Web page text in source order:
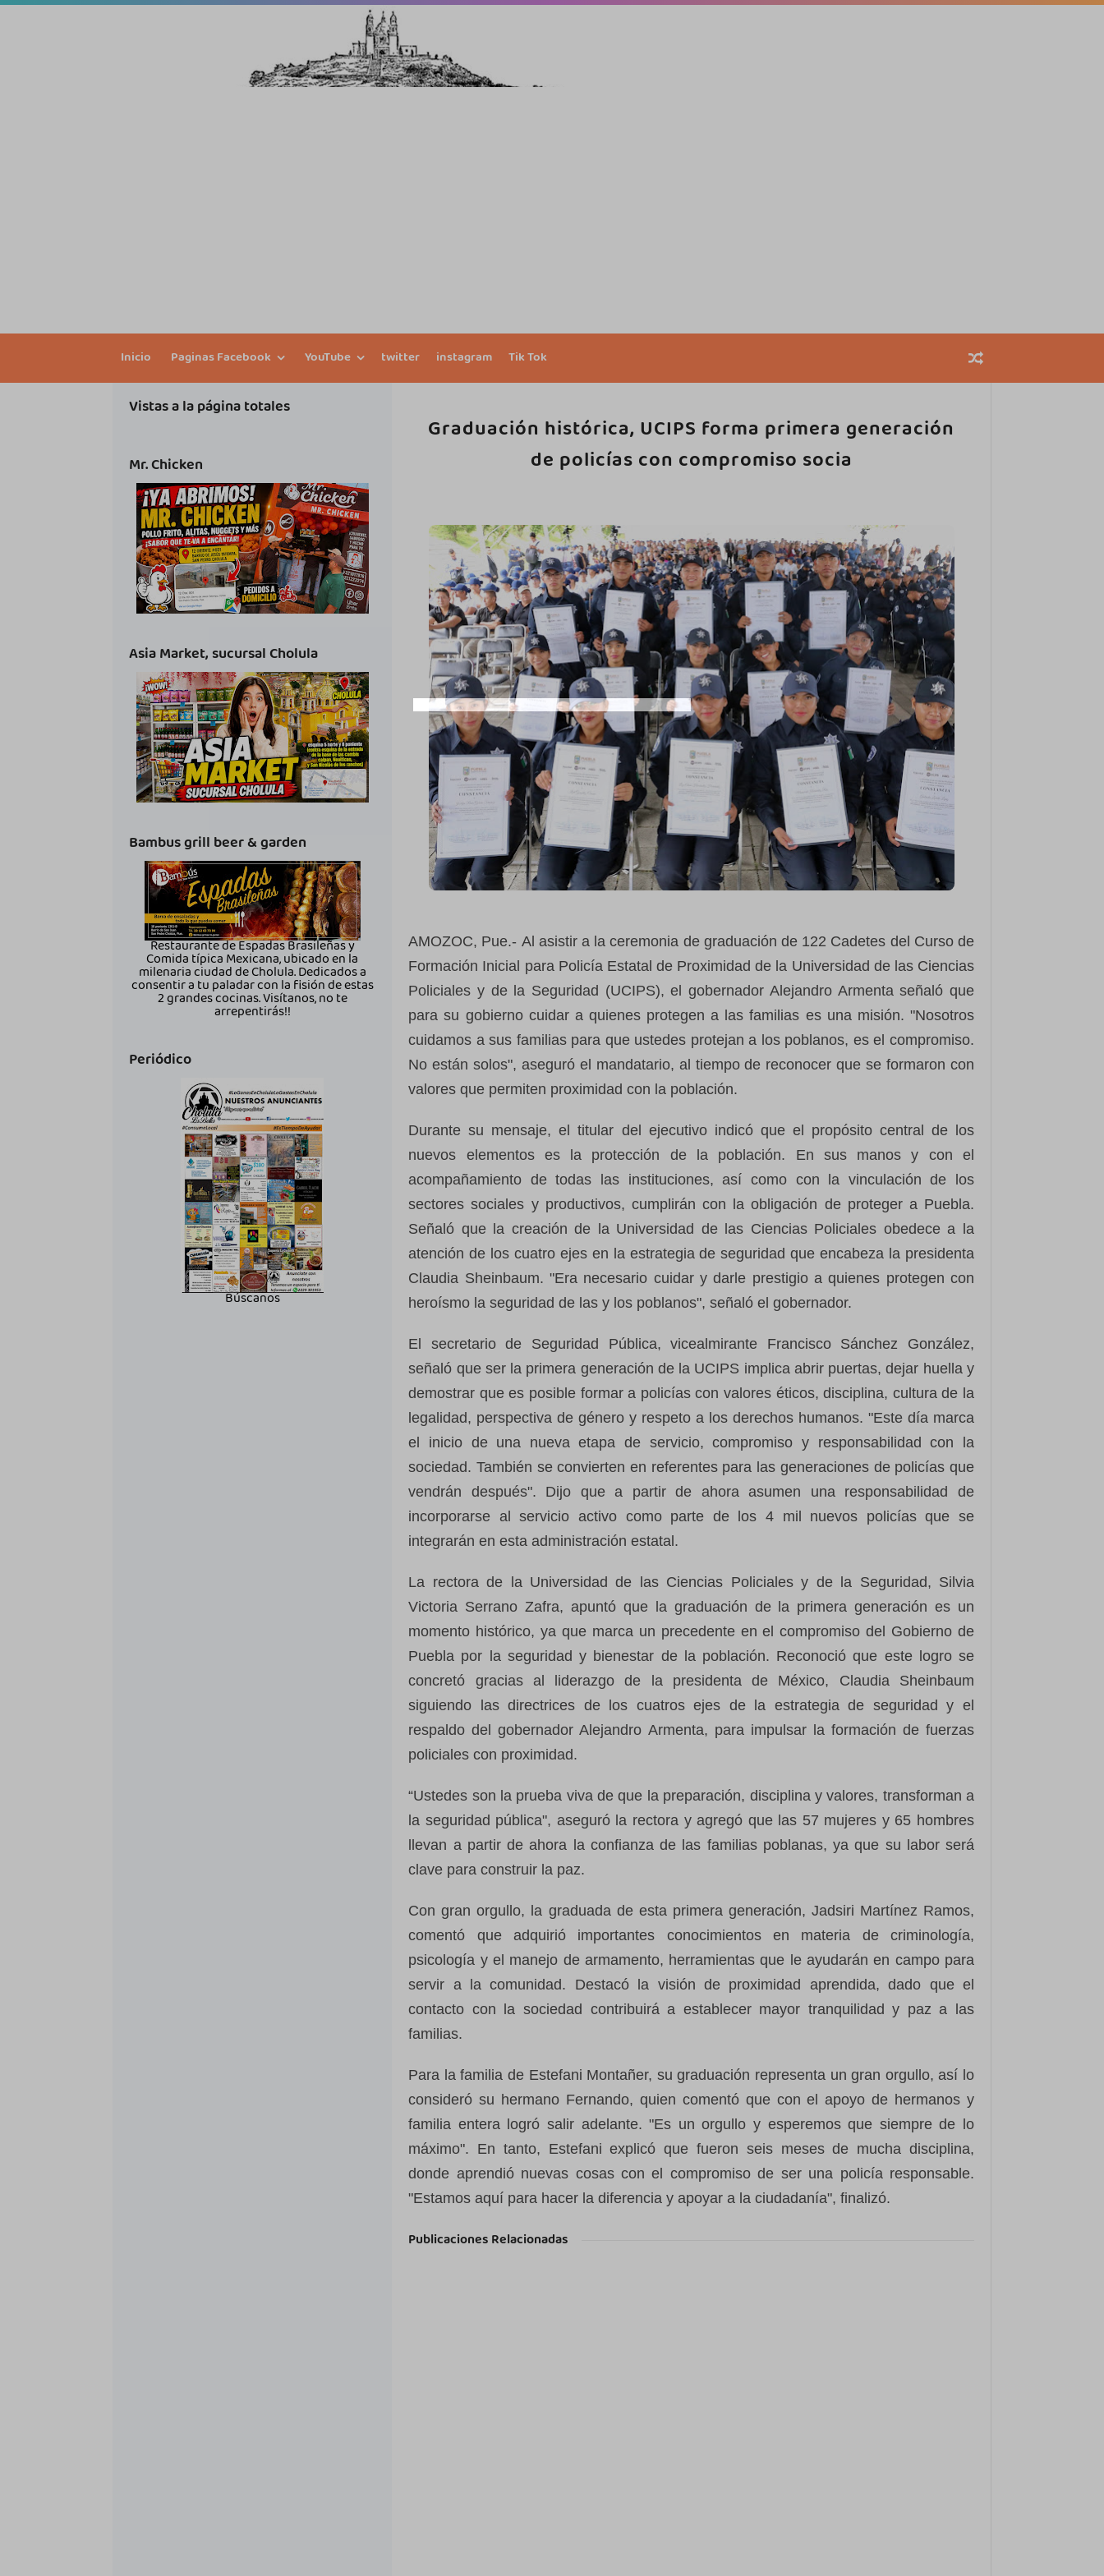
Inicio Paginas Facebook YouTube twitter instagram Tik Tok
Graduación histórica, UCIPS forma primera generación
de policías con compromiso socia
AMOZOC, Pue.- Al asistir a la ceremonia de graduación de 122 Cadetes del Curso de
Formación Inicial para Policía Estatal de Proximidad de la Universidad de las Ciencias
Policiales y de la Seguridad (UCIPS), el gobernador Alejandro Armenta señaló que
para su gobierno cuidar a quienes protegen a las familias es una misión. "Nosotros
cuidamos a sus familias para que ustedes protejan a los poblanos, es el compromiso.
No están solos", aseguró el mandatario, al tiempo de reconocer que se formaron con
valores que permiten proximidad con la población.
Durante su mensaje, el titular del ejecutivo indicó que el propósito central de los
nuevos elementos es la protección de la población. En sus manos y con el
acompañamiento de todas las instituciones, así como con la vinculación de los
sectores sociales y productivos, cumplirán con la obligación de proteger a Puebla.
Señaló que la creación de la Universidad de las Ciencias Policiales obedece a la
atención de los cuatro ejes en la estrategia de seguridad que encabeza la presidenta
Claudia Sheinbaum. "Era necesario cuidar y darle prestigio a quienes protegen con
heroísmo la seguridad de las y los poblanos", señaló el gobernador.
El secretario de Seguridad Pública, vicealmirante Francisco Sánchez González,
señaló que ser la primera generación de la UCIPS implica abrir puertas, dejar huella y
demostrar que es posible formar a policías con valores éticos, disciplina, cultura de la
legalidad, perspectiva de género y respeto a los derechos humanos. "Este día marca
el inicio de una nueva etapa de servicio, compromiso y responsabilidad con la
sociedad. También se convierten en referentes para las generaciones de policías que
vendrán después". Dijo que a partir de ahora asumen una responsabilidad de
incorporarse al servicio activo como parte de los 4 mil nuevos policías que se
integrarán en esta administración estatal.
La rectora de la Universidad de las Ciencias Policiales y de la Seguridad, Silvia
Victoria Serrano Zafra, apuntó que la graduación de la primera generación es un
momento histórico, ya que marca un precedente en el compromiso del Gobierno de
Puebla por la seguridad y bienestar de la población. Reconoció que este logro se
concretó gracias al liderazgo de la presidenta de México, Claudia Sheinbaum
siguiendo las directrices de los cuatros ejes de la estrategia de seguridad y el
respaldo del gobernador Alejandro Armenta, para impulsar la formación de fuerzas
policiales con proximidad.
“Ustedes son la prueba viva de que la preparación, disciplina y valores, transforman a
la seguridad pública", aseguró la rectora y agregó que las 57 mujeres y 65 hombres
llevan a partir de ahora la confianza de las familias poblanas, ya que su labor será
clave para construir la paz.
Con gran orgullo, la graduada de esta primera generación, Jadsiri Martínez Ramos,
comentó que adquirió importantes conocimientos en materia de criminología,
psicología y el manejo de armamento, herramientas que le ayudarán en campo para
servir a la comunidad. Destacó la visión de proximidad aprendida, dado que el
contacto con la sociedad contribuirá a establecer mayor tranquilidad y paz a las
familias.
Para la familia de Estefani Montañer, su graduación representa un gran orgullo, así lo
consideró su hermano Fernando, quien comentó que con el apoyo de hermanos y
familia entera logró salir adelante. "Es un orgullo y esperemos que siempre de lo
máximo". En tanto, Estefani explicó que fueron seis meses de mucha disciplina,
donde aprendió nuevas cosas con el compromiso de ser una policía responsable.
"Estamos aquí para hacer la diferencia y apoyar a la ciudadanía", finalizó.
Publicaciones Relacionadas
Vistas a la página totales
Mr. Chicken
Asia Market, sucursal Cholula
Bambus grill beer & garden
Restaurante de Espadas Brasileñas y
Comida típica Mexicana, ubicado en la
milenaria ciudad de Cholula. Dedicados a
consentir a tu paladar con la fisión de estas
2 grandes cocinas. Visítanos, no te
arrepentirás!!
Periódico
Búscanos